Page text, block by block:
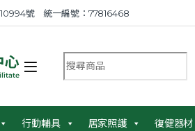
號 統一編號：77816468
搜尋商品：
行動輔具 居家照護 復健器材